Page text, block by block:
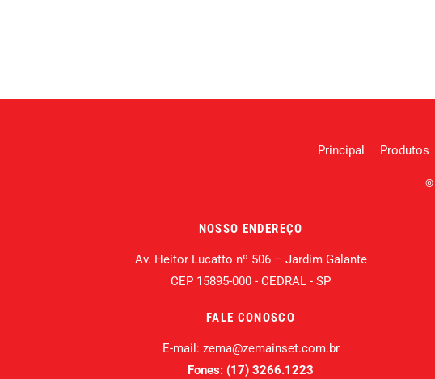
Principal Produtos
©
NOSSO ENDEREÇO
Av. Heitor Lucatto nº 506 – Jardim Galante
CEP 15895-000 - CEDRAL - SP
FALE CONOSCO
E-mail: zema@zemainset.com.br
Fones: (17) 3266.1223